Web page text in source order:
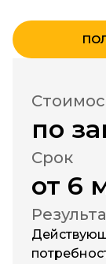
по
Срок
от 6